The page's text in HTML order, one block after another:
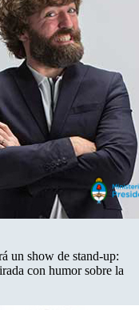
un show de stand-up:
con humor sobre la